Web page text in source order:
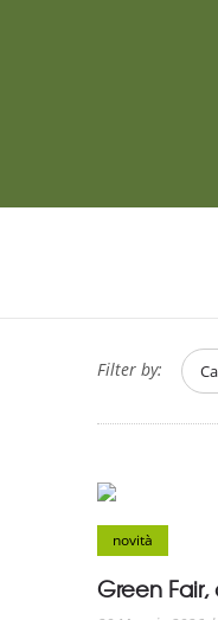
Filter by:
novità
Green